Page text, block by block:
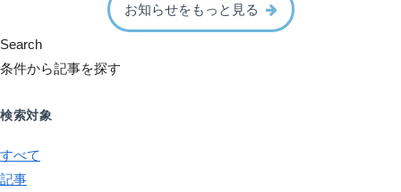
お知らせをもっと見る
Search
条件から記事を探す
検索対象
すべて
記事